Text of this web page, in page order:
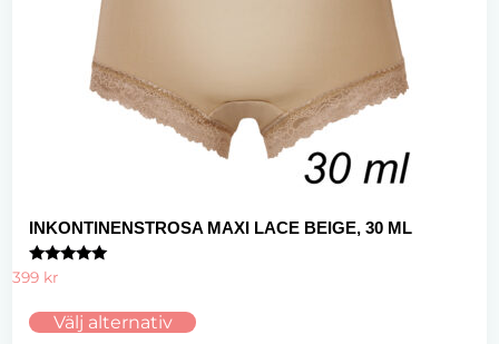
INKONTINENSTROSA MAXI LACE BEIGE, 30 ML
Betygsatt
399 kr
Välj alternativ